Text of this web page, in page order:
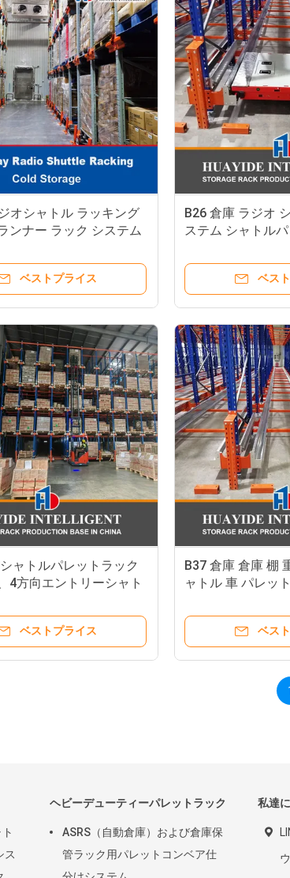
オシャトル ラッキング
ンナー ラック システム
ベストプライス
B26 倉庫 ラジオ
ステム シャトル
ベス
ャトルパレットラック
4方向エントリーシャト
ベストプライス
B37 倉庫 倉庫 棚
ャトル 車 パレッ
ベス
ス
ヘビーデューティーパレットラック
ASRS（自動倉庫）および倉庫保
管ラック用パレットコンベア仕
私達